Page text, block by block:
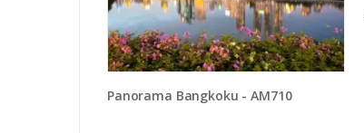
Panorama Bangkoku - AM710